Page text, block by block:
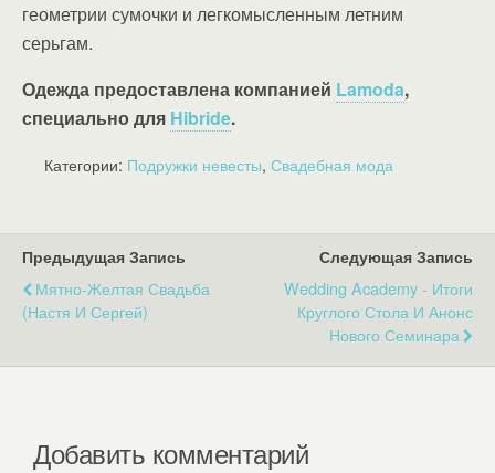
геометрии сумочки и легкомысленным летним
серьгам.
Одежда предоставлена компанией Lamoda,
специально для Hibride.
Категории: Подружки невесты, Свадебная мода
Предыдущая Запись
Мятно-Желтая Свадьба
(Настя И Сергей)
Следующая Запись
Wedding Academy - Итоги
Круглого Стола И Анонс
Нового Семинара
Добавить комментарий